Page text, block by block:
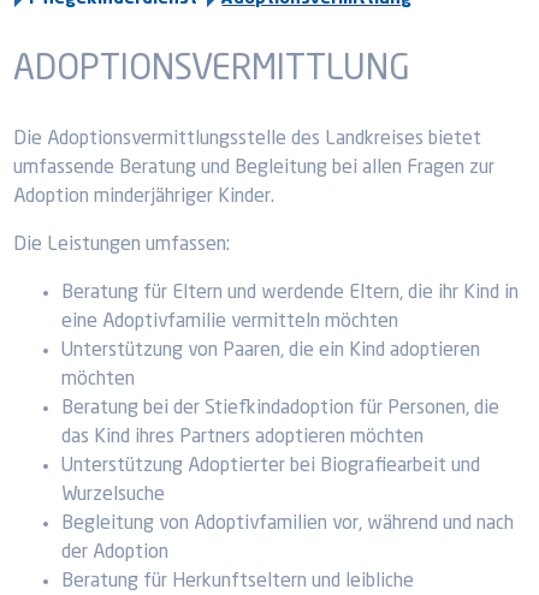
ADOPTIONSVERMITTLUNG
Die Adoptionsvermittlungsstelle des Landkreises bietet
umfassende Beratung und Begleitung bei allen Fragen zur
Adoption minderjähriger Kinder.
Die Leistungen umfassen:
Beratung für Eltern und werdende Eltern, die ihr Kind in
eine Adoptivfamilie vermitteln möchten
Unterstützung von Paaren, die ein Kind adoptieren
möchten
Beratung bei der Stiefkindadoption für Personen, die
das Kind ihres Partners adoptieren möchten
Unterstützung Adoptierter bei Biografiearbeit und
Wurzelsuche
Begleitung von Adoptivfamilien vor, während und nach
der Adoption
Beratung für Herkunftseltern und leibliche